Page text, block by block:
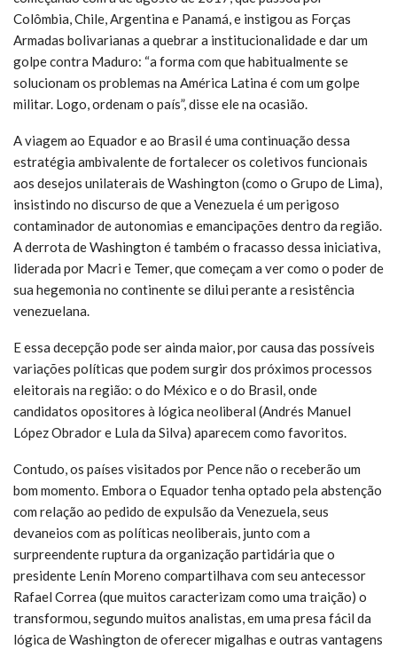
Colômbia, Chile, Argentina e Panamá, e instigou as Forças
Armadas bolivarianas a quebrar a institucionalidade e dar um
golpe contra Maduro: “a forma com que habitualmente se
solucionam os problemas na América Latina é com um golpe
militar. Logo, ordenam o país”, disse ele na ocasião.
A viagem ao Equador e ao Brasil é uma continuação dessa
estratégia ambivalente de fortalecer os coletivos funcionais
aos desejos unilaterais de Washington (como o Grupo de Lima),
insistindo no discurso de que a Venezuela é um perigoso
contaminador de autonomias e emancipações dentro da região.
A derrota de Washington é também o fracasso dessa iniciativa,
liderada por Macri e Temer, que começam a ver como o poder de
sua hegemonia no continente se dilui perante a resistência
venezuelana.
E essa decepção pode ser ainda maior, por causa das possíveis
variações políticas que podem surgir dos próximos processos
eleitorais na região: o do México e o do Brasil, onde
candidatos opositores à lógica neoliberal (Andrés Manuel
López Obrador e Lula da Silva) aparecem como favoritos.
Contudo, os países visitados por Pence não o receberão um
bom momento. Embora o Equador tenha optado pela abstenção
com relação ao pedido de expulsão da Venezuela, seus
devaneios com as políticas neoliberais, junto com a
surpreendente ruptura da organização partidária que o
presidente Lenín Moreno compartilhava com seu antecessor
Rafael Correa (que muitos caracterizam como uma traição) o
transformou, segundo muitos analistas, em uma presa fácil da
lógica de Washington de oferecer migalhas e outras vantagens